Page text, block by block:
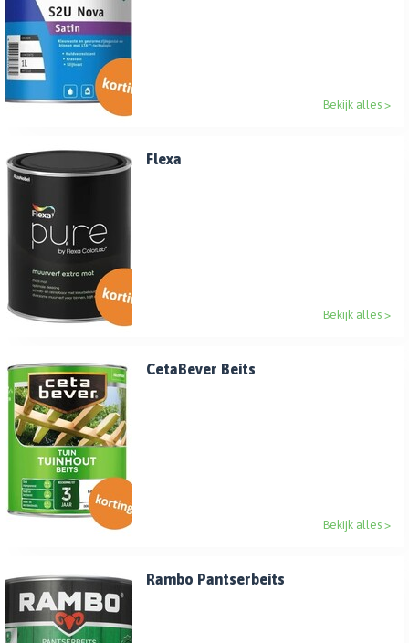
Bekijk alles >
Flexa
Bekijk alles >
CetaBever Beits
Bekijk alles >
Rambo Pantserbeits